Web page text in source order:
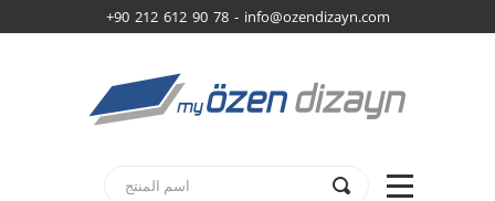
+90 212 612 90 78 - info@ozendizayn.com